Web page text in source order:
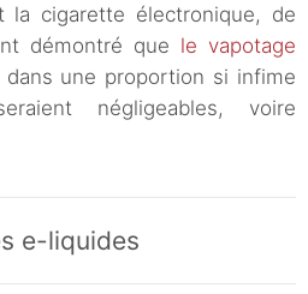
la cigarette électronique, de
démontré que le vapotage
dans une proportion si infime
négligeables, voire
e-liquides